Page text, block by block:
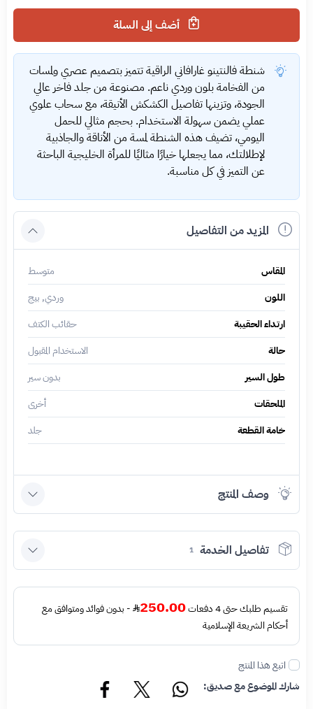
شنطة فالنتينو غارافاني الراقية تتميز بتصميم عصري ولمسات
من الفخامة بلون وردي ناعم. مصنوعة من جلد فاخر عالي
الجودة، وتزينها تفاصيل الكشكش الأنيقة، مع سحاب علوي
عملي يضمن سهولة الاستخدام. بحجم مثالي للحمل
اليومي، تضيف هذه الشنطة لمسة من الأناقة والجاذبية
لإطلالتك، مما يجعلها خيارًا مثاليًا للمرأة الخليجية الباحثة
عن التميز في كل مناسبة.
المزيد من التفاصيل
المقاس
متوسط
اللون
وردي, بيج
ارتداء الحقيبة
حقائب الكتف
حالة
الاستخدام المقبول
طول السير
بدون سير
الملحقات
أخرى
خامة القطعة
جلد
وصف المنتج
تفاصيل الخدمة 1
تقسيم طلبك حتى 4 دفعات 250.00
- بدون فوائد ومتوافق مع
أحكام الشريعة الإسلامية
اتبع هذا المنتج
شارك الموضوع مع صديق: